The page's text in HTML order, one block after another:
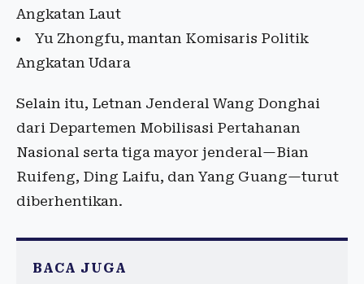
Angkatan Laut
Yu Zhongfu, mantan Komisaris Politik
Angkatan Udara
Selain itu, Letnan Jenderal Wang Donghai
dari Departemen Mobilisasi Pertahanan
Nasional serta tiga mayor jenderal—Bian
Ruifeng, Ding Laifu, dan Yang Guang—turut
diberhentikan.
BACA JUGA